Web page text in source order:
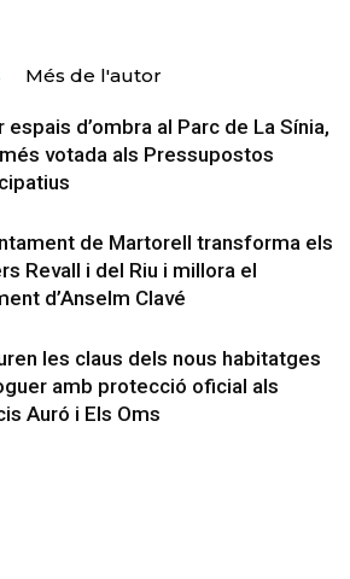
Més de l'autor
espais d’ombra al Parc de La Sínia,
votada als Pressupostos
de Martorell transforma els
Revall i del Riu i millora el
d’Anselm Clavé
les claus dels nous habitatges
amb protecció oficial als
Auró i Els Oms